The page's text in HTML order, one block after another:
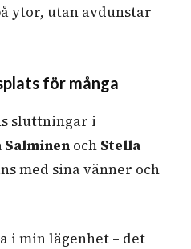
ytor, utan avdunstar
för många
sluttningar i
Salminen och Stella
med sina vänner och
i min lägenhet – det